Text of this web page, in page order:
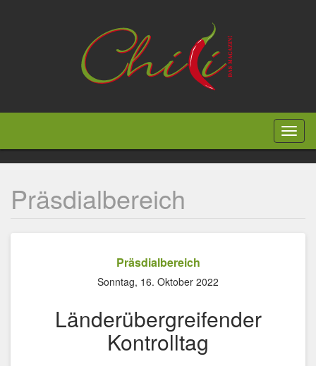
Präsdialbereich
Präsdialbereich
Sonntag, 16. Oktober 2022
Länderübergreifender
Kontrolltag